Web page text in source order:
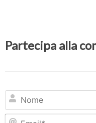
Partecipa alla